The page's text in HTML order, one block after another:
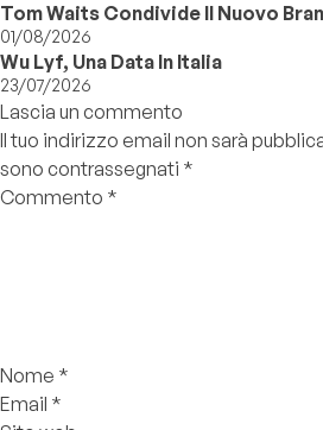
Tom Waits Condivide Il Nuovo
01/08/2026
Wu Lyf, Una Data In Italia
23/07/2026
Lascia un commento
Il tuo indirizzo email non sarà
sono contrassegnati *
Commento *
Nome *
Email *